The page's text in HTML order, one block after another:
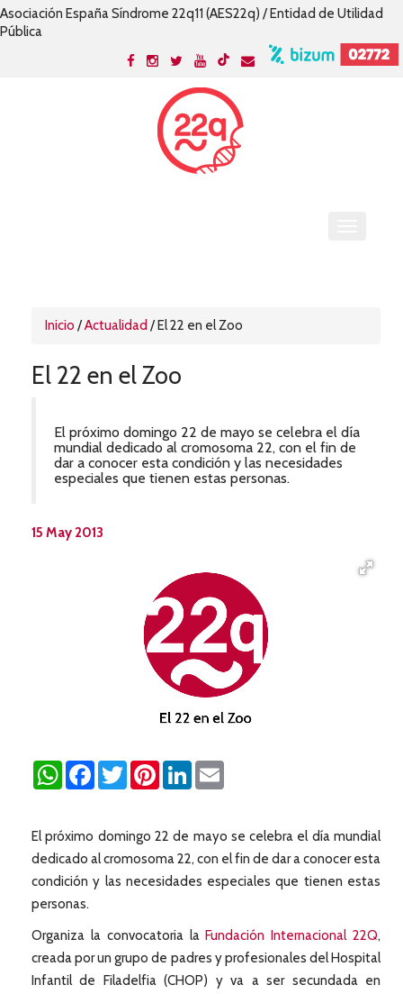
Asociación España Síndrome 22q11 (AES22q) / Entidad de Utilidad
Pública
Inicio /Actualidad /El 22 en el Zoo
El 22 en el Zoo
El próximo domingo 22 de mayo se celebra el día
mundial dedicado al cromosoma 22, con el fin de
dar a conocer esta condición y las necesidades
especiales que tienen estas personas.
15 May 2013
WhatsAppFacebookTwitterPinterestLinkedIn
El próximo domingo 22 de mayo se celebra el día mundial
dedicado al cromosoma 22, con el fin de dar a conocer esta
condición y las necesidades especiales que tienen estas
personas.
Organiza la convocatoria laFundación Internacional 22Q,
creada por un grupo de padres y profesionales del Hospital
Infantil de Filadelfia (CHOP) y va a ser secundada en